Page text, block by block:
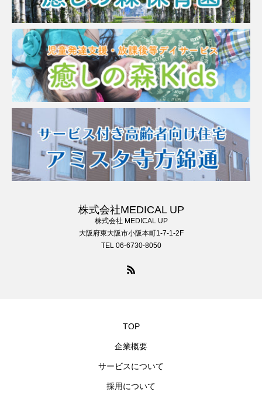
株式会社MEDICAL UP
株式会社 MEDICAL UP
大阪府東大阪市小阪本町1-7-1-2F
TEL 06-6730-8050
TOP
企業概要
サービスについて
採用について